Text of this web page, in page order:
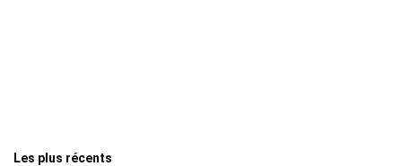
Les plus récents